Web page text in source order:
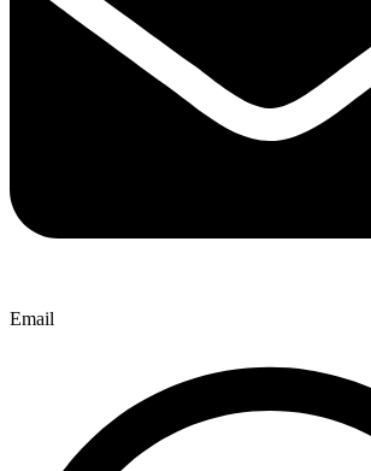
Email